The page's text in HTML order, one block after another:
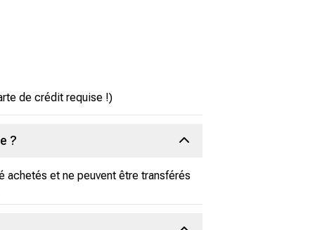
de crédit requise !)
?
achetés et ne peuvent être transférés